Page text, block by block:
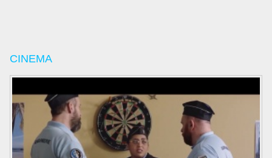
CINEMA